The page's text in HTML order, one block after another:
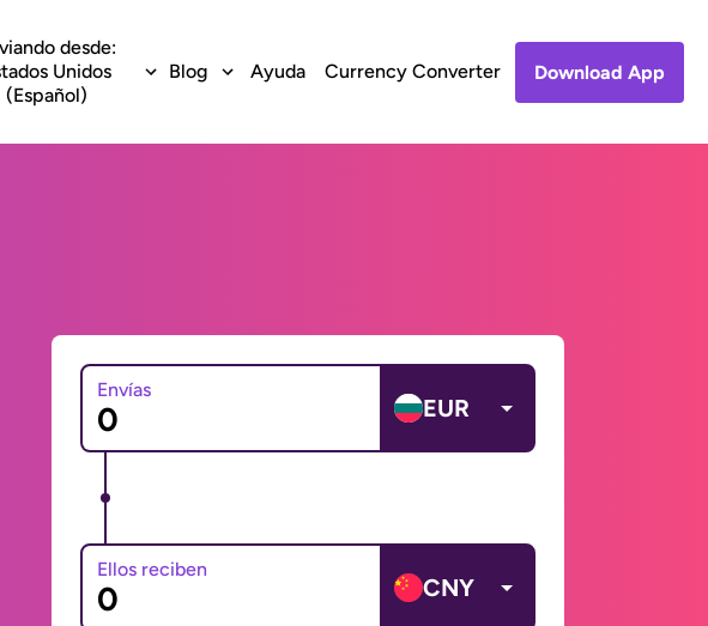
desde:
Unidos
(Español)
Blog Ayuda Currency Converter Download App
Envías
EUR
Ellos reciben
CNY